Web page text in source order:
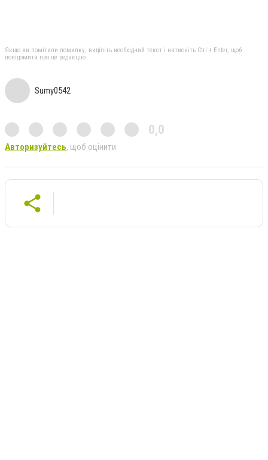
Якщо ви помітили помилку, виділіть необхідний текст і натисніть Ctrl + Enter, щоб
повідомити про це редакцію
Sumy0542
0,0
Авторизуйтесь, щоб оцінити